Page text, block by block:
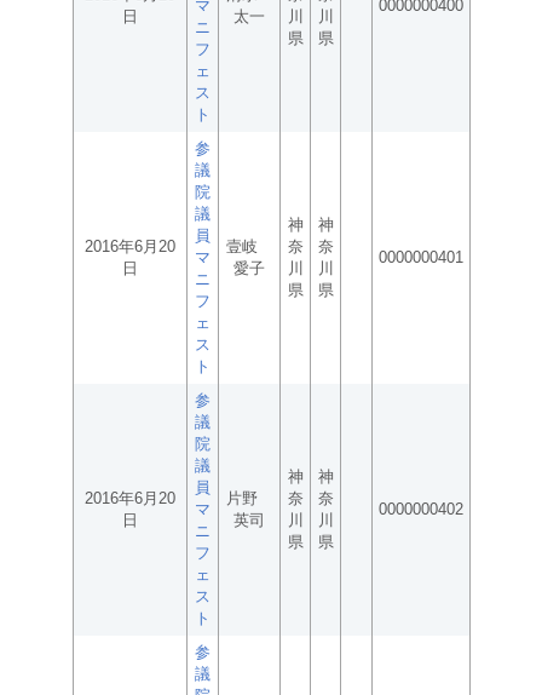
日
マ
ニ
フ
ェ
ス
ト
太一
川
県
川
県
0000000400
2016年6月20
日
参
議
院
議
員
マ
ニ
フ
ェ
ス
ト
壹岐
愛子
神
奈
川
県
神
奈
川
県
0000000401
2016年6月20
日
参
議
院
議
員
マ
ニ
フ
ェ
ス
ト
片野
英司
神
奈
川
県
神
奈
川
県
0000000402
参
議